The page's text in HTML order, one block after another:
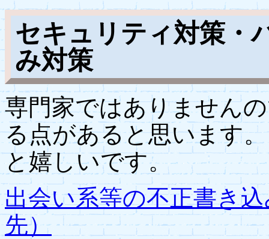
セキュリティ対策・
み対策
専門家ではありません
る点があると思います
と嬉しいです。
出会い系等の不正書き
先）